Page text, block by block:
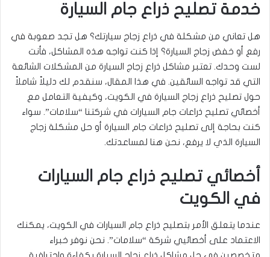
خدمة تصليح ذراع جام السيارة
هل تعاني من مشكلة في ذراع زجاج سيارتك؟ هل تجد صعوبة في
رفع أو خفض زجاج السيارة؟ إذا كنت تواجه هذه المشاكل، فأنت
لست وحدك. تعتبر مشاكل ذراع زجاج السيارة من المشكلات الشائعة
التي قد تواجه السائقين. في هذا المقال، سنقدم لك دليلاً شاملاً
حول تصليح ذراع زجاج السيارة في الكويت، وكيفية التعامل مع
أخصائي تصليح ذراعات جام السيارات في شركتنا “سلامات”. سواء
كنت بحاجة إلى تصليح ذراعات جام السيارة أو حل مشكلة زجاج
السيارة الذي لا يرفع، نحن هنا لمساعدتك.
أخصائي تصليح ذراع جام السيارات
في الكويت
عندما يتعلق الأمر بتصليح ذراع جام السيارات في الكويت، يمكنك
الاعتماد على أخصائيي شركة “سلامات”. نحن نوفر خبراء